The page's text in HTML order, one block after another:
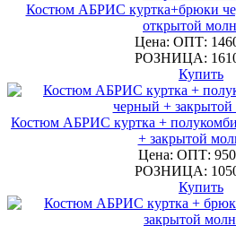
Костюм АБРИС куртка+брюки
открытой
Цена: ОПТ:
РОЗНИЦА:
Купить
Костюм АБРИС куртка +
+ закрытой
Цена: ОПТ: 950
РОЗНИЦА:
Купить